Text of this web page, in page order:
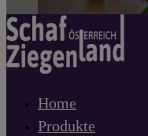
Home
Produkte